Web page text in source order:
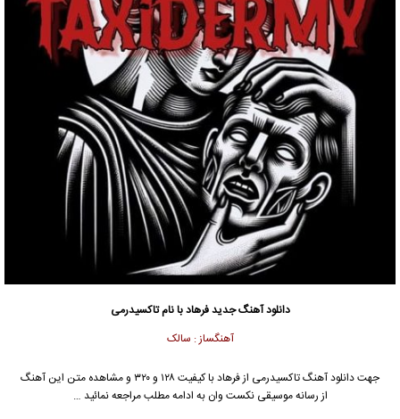
دانلود آهنگ جدیدفرهاد با نام تاکسیدرمی
آهنگساز : سالک
جهت دانلود آهنگ تاکسیدرمی از فرهاد با کیفیت ۱۲۸ و ۳۲۰ و مشاهده متن این آهنگ
از رسانه موسیقی نکست وان به ادامه مطلب مراجعه نمائید …